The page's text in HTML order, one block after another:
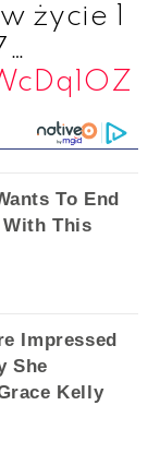
życie 1
To End
With This
Impressed
She
Kelly